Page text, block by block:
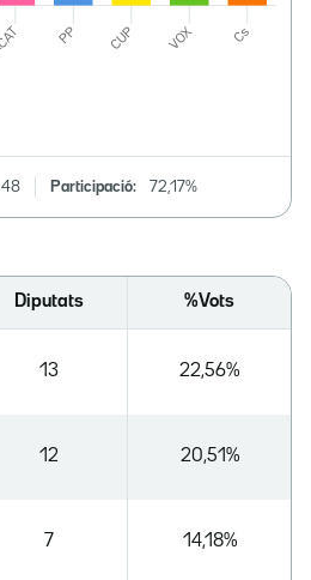
48 Participació: 72,17%
Diputats %Vots
13 22,56%
12 20,51%
7 14,18%